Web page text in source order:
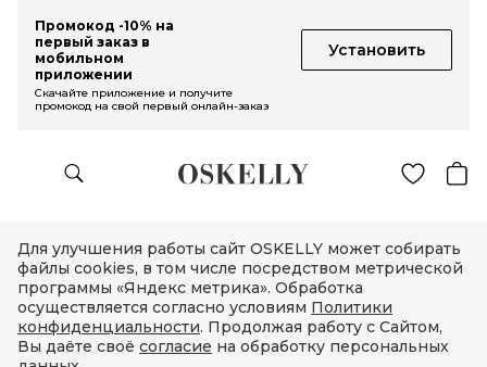
Промокод -10% на
первый заказ в
мобильном
приложении
Установить
Скачайте приложение и получите
промокод на свой первый онлайн-заказ
Для улучшения работы сайт OSKELLY может собирать
файлы cookies, в том числе посредством метрической
программы «Яндекс метрика». Обработка
осуществляется согласно условиям Политики
конфиденциальности. Продолжая работу с Сайтом,
Вы даёте своё согласие на обработку персональных